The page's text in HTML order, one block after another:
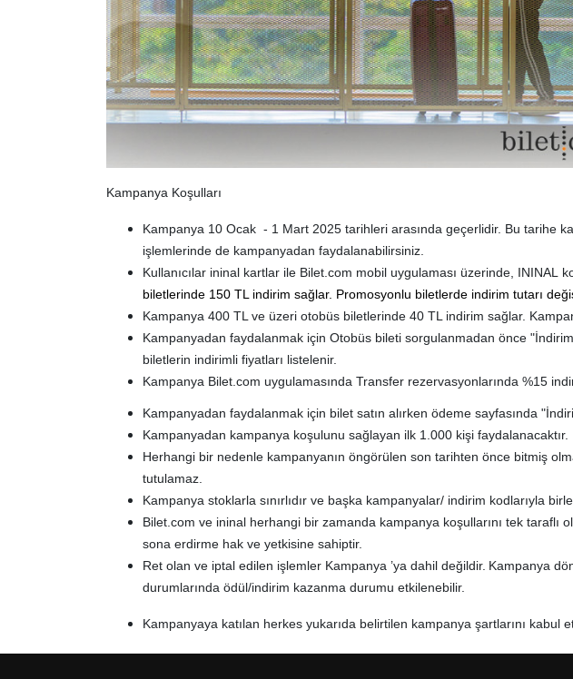
Kampanya Koşulları
Kampanya 10 Ocak - 1 Mart 2025 tarihleri arasında geçerlidir. Bu tarihe
işlemlerinde de kampanyadan faydalanabilirsiniz.
Kullanıcılar ininal kartlar ile Bilet.com mobil uygulaması üzerinde, ININAL
biletlerinde 150 TL indirim sağlar. Promosyonlu biletlerde indirim tutarı
Kampanya 400 TL ve üzeri otobüs biletlerinde 40 TL indirim sağlar.
Kampanyadan faydalanmak için Otobüs bileti sorgulanmadan önce
biletlerin indirimli fiyatları listelenir.
Kampanya Bilet.com uygulamasında Transfer rezervasyonlarında %15
Kampanyadan faydalanmak için bilet satın alırken ödeme sayfasında
Kampanyadan kampanya koşulunu sağlayan ilk 1.000 kişi faydalanacaktır.
Herhangi bir nedenle kampanyanın öngörülen son tarihten önce bitmiş
tutulamaz.
Kampanya stoklarla sınırlıdır ve başka kampanyalar/ indirim kodlarıyla
Bilet.com ve ininal herhangi bir zamanda kampanya koşullarını tek
sona erdirme hak ve yetkisine sahiptir.
Ret olan ve iptal edilen işlemler Kampanya ’ya dahil değildir. Kampanya
durumlarında ödül/indirim kazanma durumu etkilenebilir.
Kampanyaya katılan herkes yukarıda belirtilen kampanya şartlarını kabul